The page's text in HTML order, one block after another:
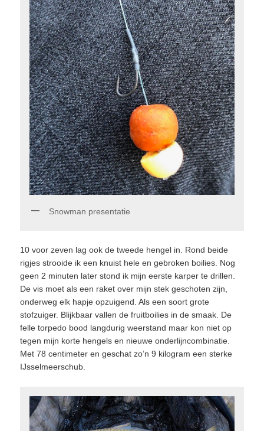
Snowman presentatie
10 voor zeven lag ook de tweede hengel in. Rond beide
rigjes strooide ik een knuist hele en gebroken boilies. Nog
geen 2 minuten later stond ik mijn eerste karper te drillen.
De vis moet als een raket over mijn stek geschoten zijn,
onderweg elk hapje opzuigend. Als een soort grote
stofzuiger. Blijkbaar vallen de fruitboilies in de smaak. De
felle torpedo bood langdurig weerstand maar kon niet op
tegen mijn korte hengels en nieuwe onderlijncombinatie.
Met 78 centimeter en geschat zo’n 9 kilogram een sterke
IJsselmeerschub.